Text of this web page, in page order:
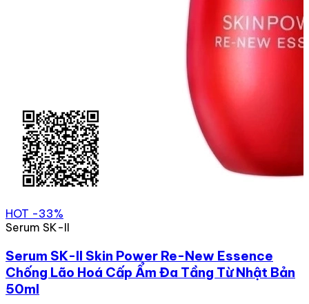
HOT -33%
Serum SK-II
Serum SK-II Skin Power Re-New Essence
Chống Lão Hoá Cấp Ẩm Đa Tầng Từ Nhật Bản
50ml